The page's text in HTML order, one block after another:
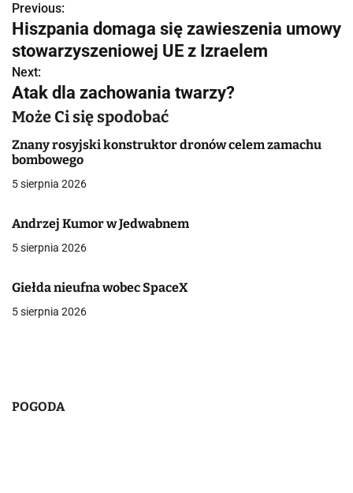
N
a
w
i
a
c
j
a
w
p
u
Previous:
Hiszpania domaga się zawieszenia umowy
stowarzyszeniowej UE z Izraelem
Next:
Atak dla zachowania twarzy?
Może Ci się spodobać
Znany rosyjski konstruktor dronów celem zamachu
bombowego
5 sierpnia 2026
Andrzej Kumor w Jedwabnem
5 sierpnia 2026
Giełda nieufna wobec SpaceX
5 sierpnia 2026
POGODA